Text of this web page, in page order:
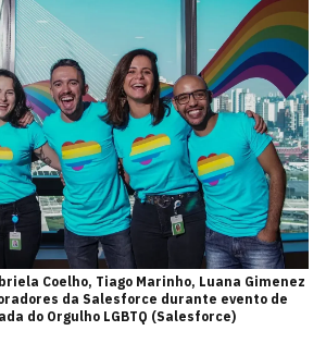
Coelho, Tiago Marinho, Luana Gimenez
da Salesforce durante evento de
do Orgulho LGBTQ (Salesforce)